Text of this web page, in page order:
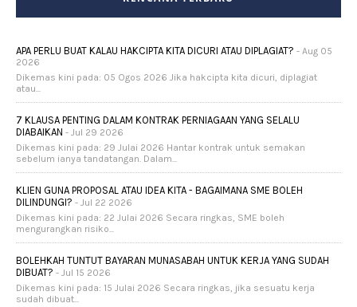
APA PERLU BUAT KALAU HAKCIPTA KITA DICURI ATAU DIPLAGIAT? - Aug 05
2026
Dikemas kini pada: 05 Ogos 2026 Jika hakcipta kita dicuri, diplagiat
atau...
7 KLAUSA PENTING DALAM KONTRAK PERNIAGAAN YANG SELALU
DIABAIKAN - Jul 29 2026
Dikemas kini pada: 29 Julai 2026 Hantar kontrak untuk semakan
sebelum ianya tandatangan. Dalam...
KLIEN GUNA PROPOSAL ATAU IDEA KITA - BAGAIMANA SME BOLEH
DILINDUNGI? - Jul 22 2026
Dikemas kini pada: 22 Julai 2026 Secara ringkas, SME boleh
mengurangkan risiko...
BOLEHKAH TUNTUT BAYARAN MUNASABAH UNTUK KERJA YANG SUDAH
DIBUAT? - Jul 15 2026
Dikemas kini pada: 15 Julai 2026 Secara ringkas, jika sesuatu kerja
sudah dibuat...